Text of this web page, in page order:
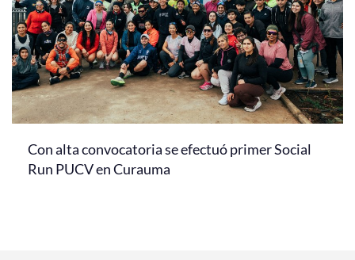
Con alta convocatoria se efectuó primer Social
Run PUCV en Curauma